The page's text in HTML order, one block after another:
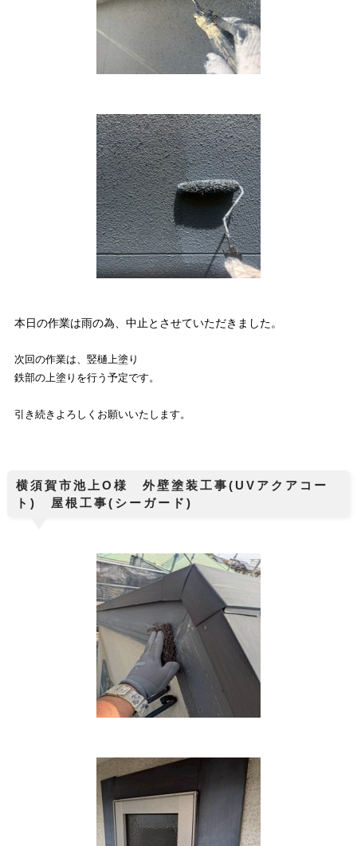
本日の作業は雨の為、中止とさせていただきました。
次回の作業は、竪樋上塗り
鉄部の上塗り を行う予定です。
引き続きよろしくお願いいたします。
横須賀市池上O様 外壁塗装工事(UVアクアコー
ト) 屋根工事(シーガード)